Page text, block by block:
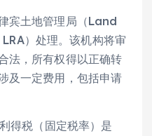
宾土地管理局（Land
）处理。该机构将审
法，所有权得以正确转
及一定费用，包括申请
得税（固定税率）是